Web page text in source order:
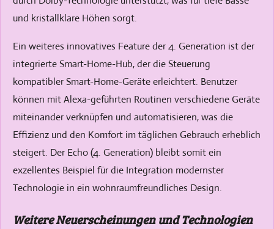
und kristallklare Höhen sorgt.
Ein weiteres innovatives Feature der 4. Generation ist der
integrierte Smart-Home-Hub, der die Steuerung
kompatibler Smart-Home-Geräte erleichtert. Benutzer
können mit Alexa-geführten Routinen verschiedene Geräte
miteinander verknüpfen und automatisieren, was die
Effizienz und den Komfort im täglichen Gebrauch erheblich
steigert. Der Echo (4. Generation) bleibt somit ein
exzellentes Beispiel für die Integration modernster
Technologie in ein wohnraumfreundliches Design.
Weitere Neuerscheinungen und Technologien